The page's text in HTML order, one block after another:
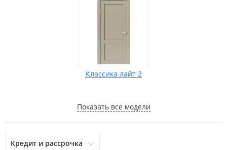
Классика лайт 2
Показать все модели
Кредит и рассрочка